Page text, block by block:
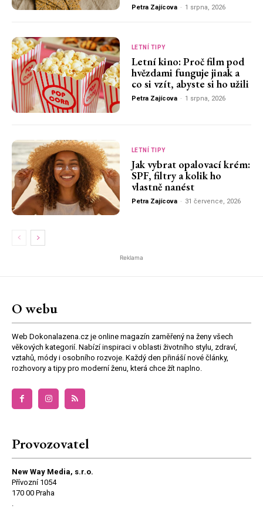
Petra Zajícova - 1 srpna, 2026
LETNÍ TIPY
Letní kino: Proč film pod
hvězdami funguje jinak a
co si vzít, abyste si ho užili
Petra Zajícova - 1 srpna, 2026
LETNÍ TIPY
Jak vybrat opalovací krém:
SPF, filtry a kolik ho
vlastně nanést
Petra Zajícova - 31 července, 2026
Reklama
O webu
Web Dokonalazena.cz je online magazín zaměřený na ženy všech
věkových kategorií. Nabízí inspiraci v oblasti životního stylu, zdraví,
vztahů, módy i osobního rozvoje. Každý den přináší nové články,
rozhovory a tipy pro moderní ženu, která chce žít naplno.
Provozovatel
New Way Media, s.r.o.
Přívozní 1054
170 00 Praha
.